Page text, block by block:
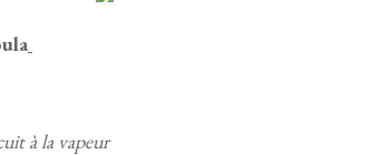
à la vapeur